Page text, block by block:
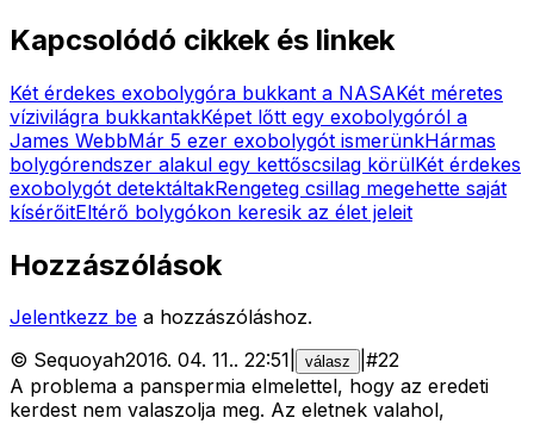
Kapcsolódó cikkek és linkek
Két érdekes exobolygóra bukkant a NASAKét méretes
vízivilágra bukkantakKépet lőtt egy exobolygóról a
James WebbMár 5 ezer exobolygót ismerünkHármas
bolygórendszer alakul egy kettőscsilag körülKét érdekes
exobolygót detektáltakRengeteg csillag megehette saját
kísérőitEltérő bolygókon keresik az élet jeleit
Hozzászólások
Jelentkezz be a hozzászóláshoz.
© Sequoyah2016. 04. 11.. 22:51 válasz #22
A problema a panspermia elmelettel, hogy az eredeti
kerdest nem valaszolja meg. Az eletnek valahol,